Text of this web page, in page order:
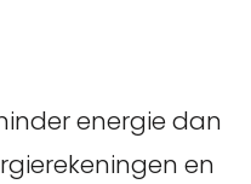
energie dan
en